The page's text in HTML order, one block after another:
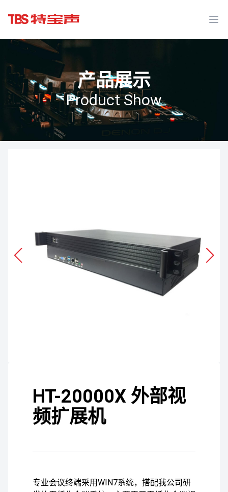
产品展示
Product Show
HT-20000X 外部视
频扩展机
专业会议终端采用WIN7系统，搭配我公司研